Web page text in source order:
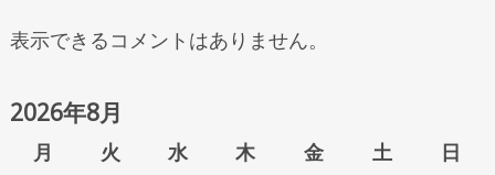
表示できるコメントはありません。
2026年8月
月 火 水 木 金 土
日